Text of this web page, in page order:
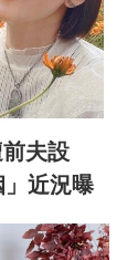
夫設
近況曝